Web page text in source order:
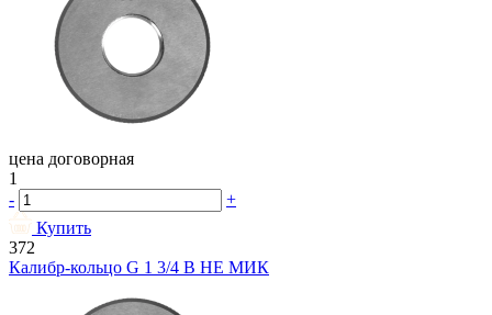
цена договорная
1
-
+
Купить
372
Калибр-кольцо G 1 3/4 В НЕ МИК